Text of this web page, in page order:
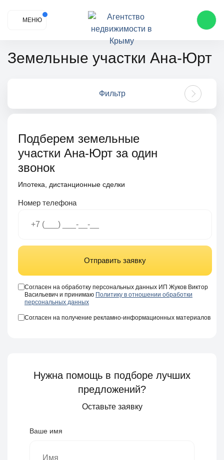
МЕНЮ
Земельные участки Ана-Юрт
Фильтр
Подберем земельные
участки Ана-Юрт за один
звонок
Ипотека, дистанционные сделки
Номер телефона
Отправить заявку
Согласен на обработку персональных данных ИП Жуков Виктор
Васильевич и принимаю Политику в отношении обработки
персональных данных
Согласен на получение рекламно-информационных материалов
Нужна помощь в подборе лучших
предложений?
Оставьте заявку
Ваше имя